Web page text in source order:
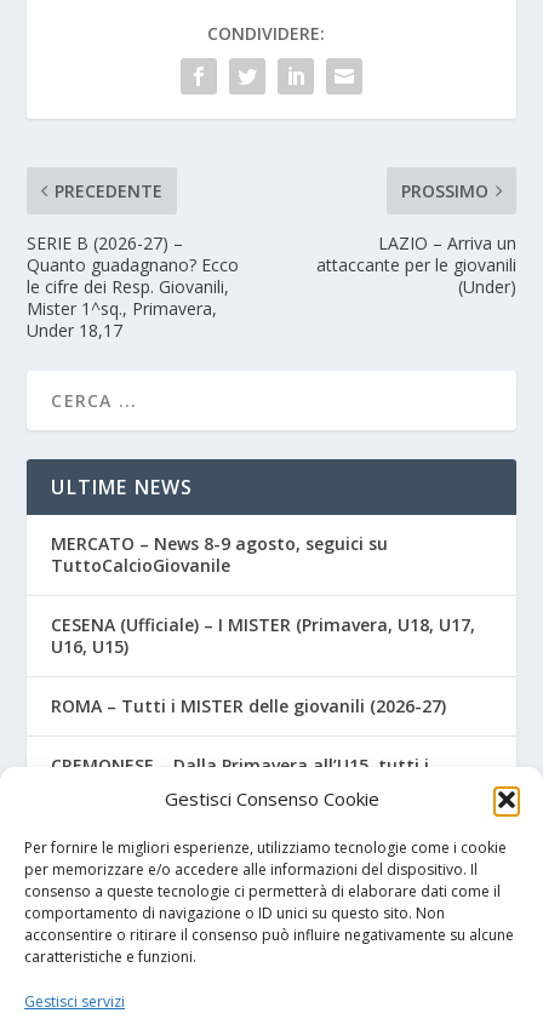
Gestisci Consenso Cookie
Per fornire le migliori esperienze, utilizziamo tecnologie come i cookie
per memorizzare e/o accedere alle informazioni del dispositivo. Il
consenso a queste tecnologie ci permetterà di elaborare dati come il
comportamento di navigazione o ID unici su questo sito. Non
acconsentire o ritirare il consenso può influire negativamente su alcune
caratteristiche e funzioni.
Gestisci servizi
CONDIVIDERE:
PRECEDENTE
SERIE B (2026-27) –
Quanto guadagnano? Ecco
le cifre dei Resp. Giovanili,
Mister 1^sq., Primavera,
Under 18,17
PROSSIMO
LAZIO – Arriva un
attaccante per le giovanili
(Under)
ULTIME NEWS
MERCATO – News 8-9 agosto, seguici su
TuttoCalcioGiovanile
CESENA (Ufficiale) – I MISTER (Primavera, U18, U17,
U16, U15)
ROMA – Tutti i MISTER delle giovanili (2026-27)
CREMONESE – Dalla Primavera all’U15, tutti i
COSENZA – Due gioiellini della Primavera salutano i
colori rossoblù
I NOSTRI SPONSOR